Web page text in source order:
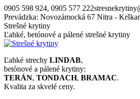
Skip
to
content
0905 598 924, 0905 577 222
Prevádzka: Novozámocká 67 Nitra -
Strešné krytiny
Ľahké, betónové a pálené strešné krytiny
Ľahké strechy LINDAB,
betónové a pálené krytiny:
TERÁN, TONDACH, BRAMAC.
Kvalita za skvelé ceny.